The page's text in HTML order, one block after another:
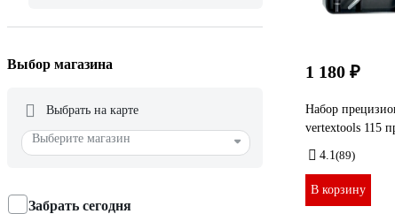
Выбор магазина
Выбрать на карте
Выберите магазин
Забрать сегодня
1 180 ₽
Набор
vertextools 115
4.1 (89)
В корзину